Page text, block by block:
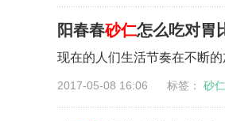
阳春春砂仁怎么吃对胃
现在的人们生活节奏在不断
2017-05-08 16:06 标签： 砂仁